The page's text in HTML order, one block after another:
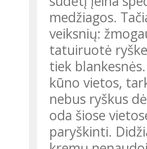
medžiagos.
veiksnių:
tatuiruotė
tiek
kūno vietos,
nebus ryškus
oda šiose
paryškinti.